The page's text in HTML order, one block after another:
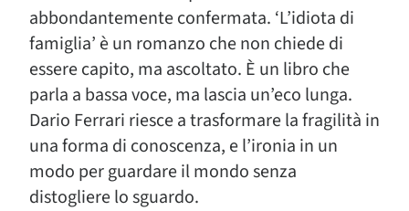
abbondantemente confermata. ‘L’idiota di
famiglia’ è un romanzo che non chiede di
essere capito, ma ascoltato. È un libro che
parla a bassa voce, ma lascia un’eco lunga.
Dario Ferrari riesce a trasformare la fragilità in
una forma di conoscenza, e l’ironia in un
modo per guardare il mondo senza
distogliere lo sguardo.